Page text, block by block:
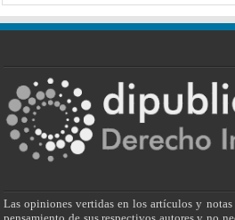
Las opiniones vertidas en los artículos y